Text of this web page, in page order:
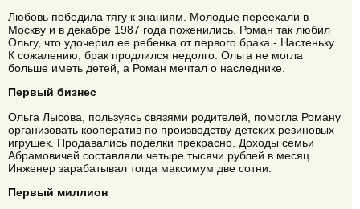
Любовь победила тягу к знаниям. Молодые переехали в
Москву и в декабре 1987 года поженились. Роман так любил
Ольгу, что удочерил ее ребенка от первого брака - Настеньку.
К сожалению, брак продлился недолго. Ольга не могла
больше иметь детей, а Роман мечтал о наследнике.
Первый бизнес
Ольга Лысова, пользуясь связями родителей, помогла Роману
организовать кооператив по производству детских резиновых
игрушек. Продавались поделки прекрасно. Доходы семьи
Абрамовичей составляли четыре тысячи рублей в месяц.
Инженер зарабатывал тогда максимум две сотни.
Первый миллион